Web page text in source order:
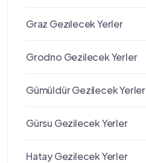
Graz Gezılecek Yerler
Grodno Gezilecek Yerler
Gümüldür Gezilecek Yerler
Gürsu Gezilecek Yerler
Hatay Gezilecek Yerler